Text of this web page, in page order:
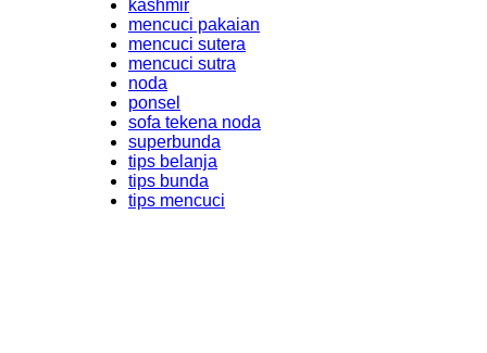
kashmir
mencuci pakaian
mencuci sutera
mencuci sutra
noda
ponsel
sofa tekena noda
superbunda
tips belanja
tips bunda
tips mencuci